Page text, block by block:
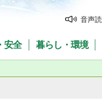
音声
安全 暮らし・環境